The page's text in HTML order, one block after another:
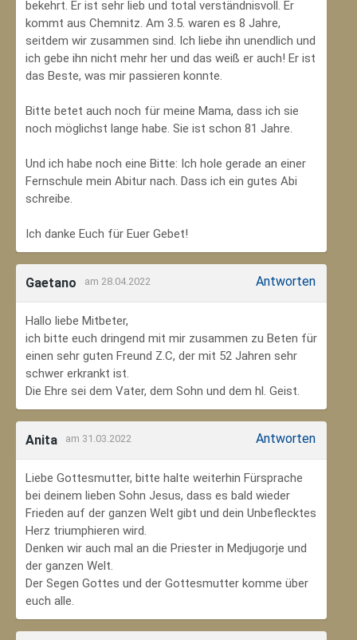
bekehrt. Er ist sehr lieb und total verständnisvoll. Er
kommt aus Chemnitz. Am 3.5. waren es 8 Jahre,
seitdem wir zusammen sind. Ich liebe ihn unendlich und
ich gebe ihn nicht mehr her und das weiß er auch! Er ist
das Beste, was mir passieren konnte.
Bitte betet auch noch für meine Mama, dass ich sie
noch möglichst lange habe. Sie ist schon 81 Jahre.
Und ich habe noch eine Bitte: Ich hole gerade an einer
Fernschule mein Abitur nach. Dass ich ein gutes Abi
schreibe.
Ich danke Euch für Euer Gebet!
Gaetano am 28.04.2022 Antworten
Hallo liebe Mitbeter,
ich bitte euch dringend mit mir zusammen zu Beten für
einen sehr guten Freund Z.C, der mit 52 Jahren sehr
schwer erkrankt ist.
Die Ehre sei dem Vater, dem Sohn und dem hl. Geist.
Anita am 31.03.2022 Antworten
Liebe Gottesmutter, bitte halte weiterhin Fürsprache
bei deinem lieben Sohn Jesus, dass es bald wieder
Frieden auf der ganzen Welt gibt und dein Unbeflecktes
Herz triumphieren wird.
Denken wir auch mal an die Priester in Medjugorje und
der ganzen Welt.
Der Segen Gottes und der Gottesmutter komme über
euch alle.